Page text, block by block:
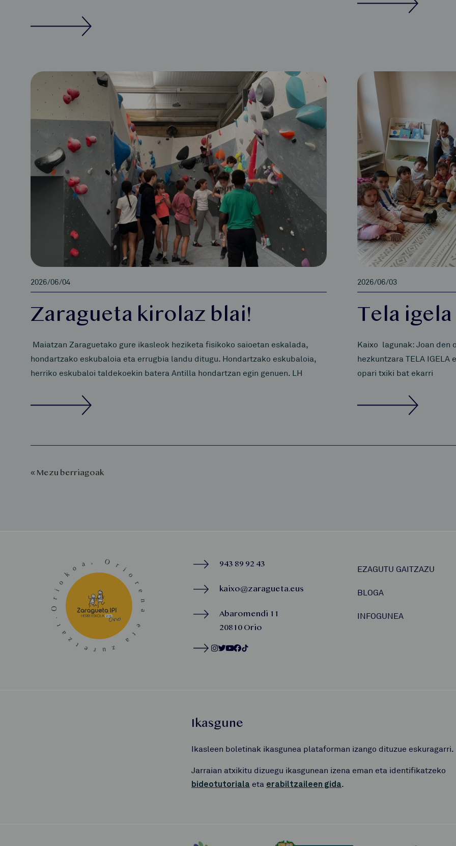
2026/06/04
Zaragueta kirolaz blai!
Maiatzan Zaraguetako gure ikasleok heziketa fisikoko saioetan eskalada,
hondartzako eskubaloia eta errugbia landu ditugu. Hondartzako eskubaloia,
herriko eskubaloi taldekoekin batera Antilla hondartzan egin genuen. LH
2026/06/03
Tela
Kaixo lagunak: Joan den
hezkuntzara TELA
opari txiki bat ekarri
« Mezu berriagoak
943 89 92 43
kaixo@zaragueta.eus
Abaromendi 11
20810 Orio
EZAGUTU GAITZAZU
BLOGA
INFOGUNEA
Ikasgune
Ikasleen boletinak ikasgunea plataforman izango dituzue eskuragarri.
Jarraian atxikitu dizuegu ikasgunean izena eman eta identifikatzeko
bideotutoriala eta erabiltzaileen gida.